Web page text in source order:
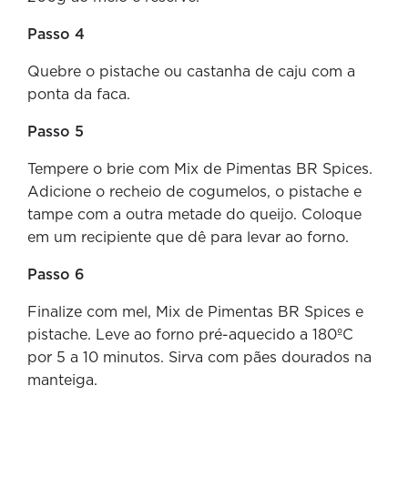
Passo 4
Quebre o pistache ou castanha de caju com a
ponta da faca.
Passo 5
Tempere o brie com Mix de Pimentas BR Spices.
Adicione o recheio de cogumelos, o pistache e
tampe com a outra metade do queijo. Coloque
em um recipiente que dê para levar ao forno.
Passo 6
Finalize com mel, Mix de Pimentas BR Spices e
pistache. Leve ao forno pré-aquecido a 180ºC
por 5 a 10 minutos. Sirva com pães dourados na
manteiga.